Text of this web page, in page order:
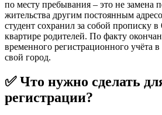
по месту пребывания – это не замена
жительства другим постоянным
студент сохранил за собой прописку
квартире родителей. По факту
временного регистрационного учёта
свой город.
✅ Что нужно сделать
регистрации?